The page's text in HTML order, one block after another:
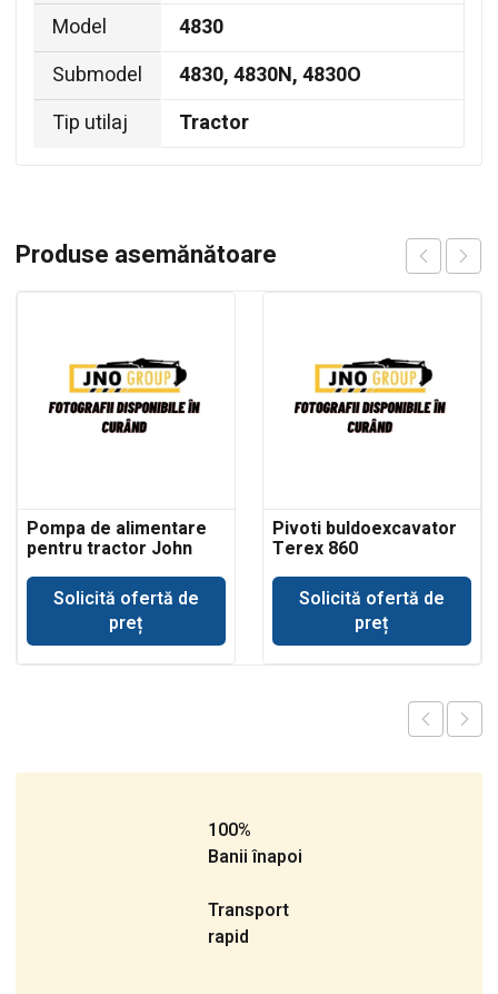
Model
4830
Submodel
4830, 4830N, 4830O
Tip utilaj
Tractor
Produse asemănătoare
Pompa de alimentare
pentru tractor John
Solicită ofertă de
preț
Pivoti buldoexcavator
Terex 860
Solicită ofertă de
preț
100%
Banii înapoi
Transport
rapid